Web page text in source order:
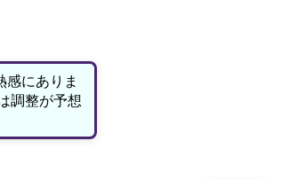
にありま
調整が予想